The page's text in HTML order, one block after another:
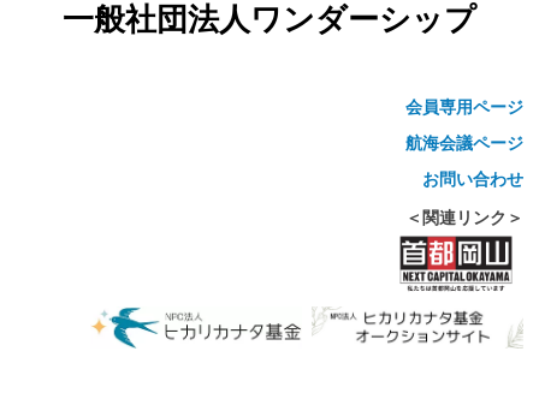
一般社団法人ワンダーシップ
会員専用ページ
航海会議ページ
お問い合わせ
＜関連リンク＞